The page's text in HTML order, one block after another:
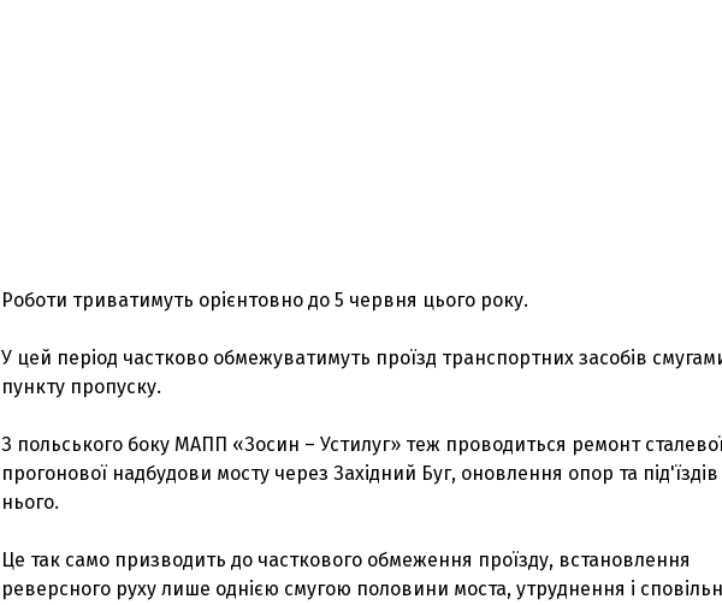
Роботи триватимуть орієнтовно до 5 червня цього року.
У цей період частково обмежуватимуть проїзд транспортних засобів
пункту пропуску.
З польського боку МАПП «Зосин – Устилуг» теж проводиться ремонт
прогонової надбудови мосту через Західний Буг, оновлення опор та
нього.
Це так само призводить до часткового обмеження проїзду, встановлення
реверсного руху лише однією смугою половини моста, утруднення і